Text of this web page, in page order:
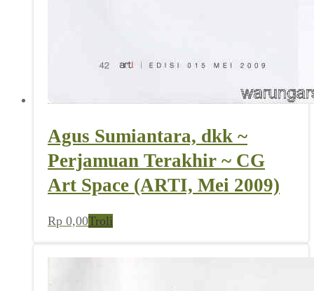
Agus Sumiantara, dkk ~
Perjamuan Terakhir ~ CG
Art Space (ARTI, Mei 2009)
Rp 0,00Troli